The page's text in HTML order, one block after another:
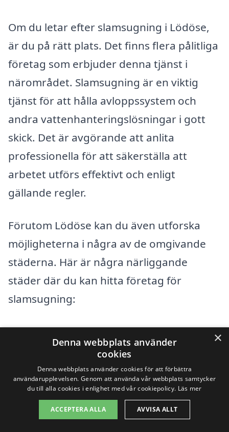
Om du letar efter slamsugning i Lödöse,
är du på rätt plats. Det finns flera pålitliga
företag som erbjuder denna tjänst i
närområdet. Slamsugning är en viktig
tjänst för att hålla avloppssystem och
andra vattenhanteringslösningar i gott
skick. Det är avgörande att anlita
professionella för att säkerställa att
arbetet utförs effektivt och enligt
gällande regler.
Förutom Lödöse kan du även utforska
möjligheterna i några av de omgivande
städerna. Här är några närliggande
städer där du kan hitta företag för
slamsugning:
Lilla Edet
Nödinge
Stora Höga
×
Denna webbplats använder
cookies
Denna webbplats använder cookies för att förbättra
användarupplevelsen. Genom att använda vår webbplats samtycker
du till alla cookies i enlighet med vår cookiepolicy. Läs mer
ACCEPTERA ALLA AVVISA ALLT